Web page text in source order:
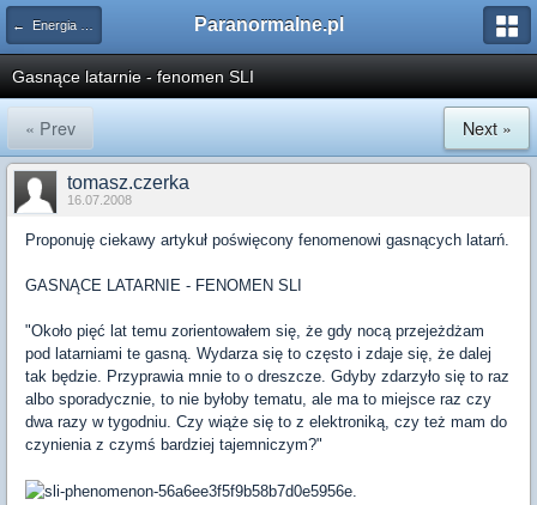
← Energia PSI Paranormalne.pl
Gasnące latarnie - fenomen SLI
« Prev Next »
tomasz.czerka
16.07.2008
Proponuję ciekawy artykuł poświęcony fenomenowi gasnących latarń.
GASNĄCE LATARNIE - FENOMEN SLI
"Około pięć lat temu zorientowałem się, że gdy nocą przejeżdżam
pod latarniami te gasną. Wydarza się to często i zdaje się, że dalej
tak będzie. Przyprawia mnie to o dreszcze. Gdyby zdarzyło się to raz
albo sporadycznie, to nie byłoby tematu, ale ma to miejsce raz czy
dwa razy w tygodniu. Czy wiąże się to z elektroniką, czy też mam do
czynienia z czymś bardziej tajemniczym?"